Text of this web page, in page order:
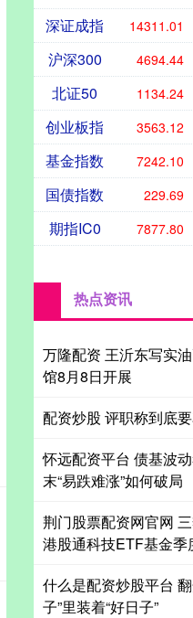
深证成指 14311.01
沪深300 4694.44
北证50 1134.24
创业板指 3563.12
基金指数 7242.10
国债指数 229.69
期指IC0 7877.80
热点资讯
万隆配资 王沂东写实
馆8月8日开展
配资炒股 评职称到底
怀远配资平台 债基波
末“易跌难涨”如何破局
荆门股票配资网官网
港股通科技ETF基金季
什么是配资炒股平台 翻
子”里装着“好日子”